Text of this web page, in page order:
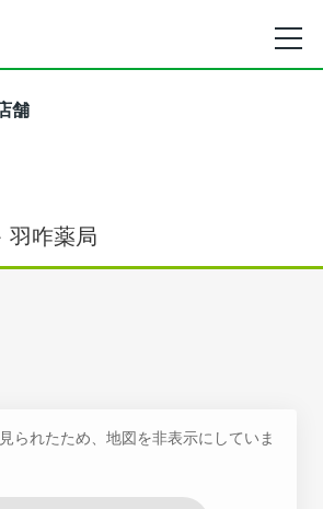
舗
羽咋薬局
られたため、地図を非表示にしていま